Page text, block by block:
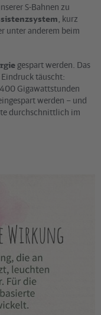
S-Bahnen zu
, kurz
unter anderem beim
gespart werden. Das
täuscht:
Gigawattstunden
werden – und
durchschnittlich im